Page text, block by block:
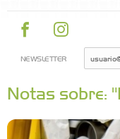
NEWSLETTER
Notas sobre: